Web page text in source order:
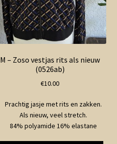
M – Zoso vestjas rits als nieuw
(0526ab)
€10.00
Prachtig jasje met rits en zakken.
Als nieuw, veel stretch.
84% polyamide 16% elastane